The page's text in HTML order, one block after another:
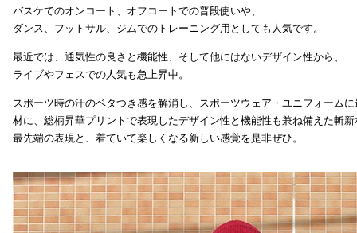
バスケでのオンコート、オフコートでの普段使いや、
ダンス、フットサル、ジムでのトレーニング用としても人気です。
最近では、通気性の良さと機能性、そして他にはないデザイン性から、
ライブやフェスでの人気も急上昇中。
スポーツ時の汗のベタつき感を解消し、スポーツウェア・ユニフォーム
材に、総柄昇華プリントで表現したデザイン性と機能性も兼ね備えた斬
最先端の表現と、着ていて楽しくなる新しい感覚を是非ぜひ。